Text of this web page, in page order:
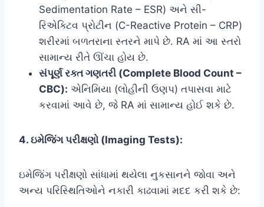
Sedimentation Rate – ESR) અને સી-
રિએક્ટિવ પ્રોટીન (C-Reactive Protein – CRP)
શરીરમાં બળતરાના સ્તરને માપે છે. RA માં આ સ્તરો
સામાન્ય રીતે ઊંચા હોય છે.
સંપૂર્ણ રક્ત ગણતરી (Complete Blood Count –
CBC): એનિમિયા (લોહીની ઉણપ) તપાસવા માટે
કરવામાં આવે છે, જે RA માં સામાન્ય હોઈ શકે છે.
4. ઇમેજિંગ પરીક્ષણો (Imaging Tests):
ઇમેજિંગ પરીક્ષણો સાંધામાં થયેલા નુકસાનને જોવા અને
અન્ય પરિસ્થિતિઓને નકારી કાઢવામાં મદદ કરી શકે છે: